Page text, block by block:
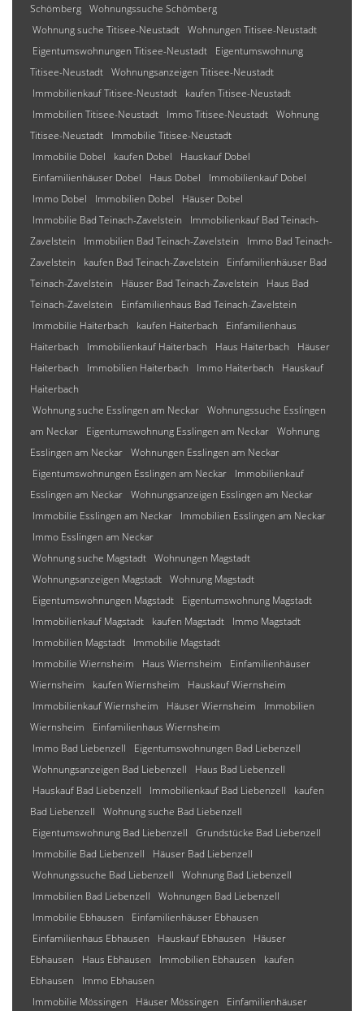
Schömberg Wohnungssuche Schömberg
Wohnung suche Titisee-Neustadt Wohnungen Titisee-Neustadt
Eigentumswohnungen Titisee-Neustadt
Eigentumswohnung
Titisee-Neustadt Wohnungsanzeigen Titisee-Neustadt
Immobilienkauf Titisee-Neustadt
kaufen Titisee-Neustadt
Immobilien Titisee-Neustadt
Immo Titisee-Neustadt Wohnung
Titisee-Neustadt
Immobilie Titisee-Neustadt
Immobilie Dobel
kaufen Dobel
Hauskauf Dobel
Einfamilienhäuser Dobel
Haus Dobel
Immobilienkauf Dobel
Immo Dobel
Immobilien Dobel
Häuser Dobel
Immobilie Bad Teinach-Zavelstein
Immobilienkauf Bad Teinach-
Zavelstein
Immobilien Bad Teinach-Zavelstein
Immo Bad Teinach-
Zavelstein
kaufen Bad Teinach-Zavelstein
Einfamilienhäuser Bad
Teinach-Zavelstein
Häuser Bad Teinach-Zavelstein
Haus Bad
Teinach-Zavelstein
Einfamilienhaus Bad Teinach-Zavelstein
Immobilie Haiterbach
kaufen Haiterbach
Einfamilienhaus
Haiterbach
Immobilienkauf Haiterbach Haus Haiterbach
Häuser
Haiterbach
Immobilien Haiterbach Immo Haiterbach
Hauskauf
Haiterbach
Wohnung suche Esslingen am Neckar Wohnungssuche Esslingen
am Neckar
Eigentumswohnung Esslingen am Neckar Wohnung
Esslingen am Neckar Wohnungen Esslingen am Neckar
Eigentumswohnungen Esslingen am Neckar
Immobilienkauf
Esslingen am Neckar Wohnungsanzeigen Esslingen am Neckar
Immobilie Esslingen am Neckar
Immobilien Esslingen am Neckar
Immo Esslingen am Neckar
Wohnung suche Magstadt Wohnungen Magstadt
Wohnungsanzeigen Magstadt Wohnung Magstadt
Eigentumswohnungen Magstadt
Eigentumswohnung Magstadt
Immobilienkauf Magstadt
kaufen Magstadt
Immo Magstadt
Immobilien Magstadt
Immobilie Magstadt
Immobilie Wiernsheim
Haus Wiernsheim
Einfamilienhäuser
Wiernsheim
kaufen Wiernsheim
Hauskauf Wiernsheim
Immobilienkauf Wiernsheim
Häuser Wiernsheim
Immobilien
Wiernsheim
Einfamilienhaus Wiernsheim
Immo Bad Liebenzell
Eigentumswohnungen Bad Liebenzell
Wohnungsanzeigen Bad Liebenzell
Haus Bad Liebenzell
Hauskauf Bad Liebenzell
Immobilienkauf Bad Liebenzell
kaufen
Bad Liebenzell
Wohnung suche Bad Liebenzell
Eigentumswohnung Bad Liebenzell
Grundstücke Bad Liebenzell
Immobilie Bad Liebenzell
Häuser Bad Liebenzell
Wohnungssuche Bad Liebenzell
Wohnung Bad Liebenzell
Immobilien Bad Liebenzell
Wohnungen Bad Liebenzell
Immobilie Ebhausen
Einfamilienhäuser Ebhausen
Einfamilienhaus Ebhausen
Hauskauf Ebhausen
Häuser
Ebhausen
Haus Ebhausen Immobilien Ebhausen
kaufen
Ebhausen
Immo Ebhausen
Immobilie Mössingen
Häuser Mössingen
Einfamilienhäuser